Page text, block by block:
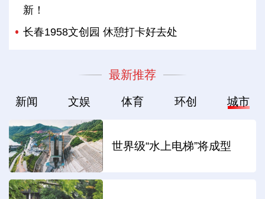
新！
长春1958文创园 休憩打卡好去处
最新推荐
新闻 文娱 体育 环创 城市
世界级“水上电梯”将成型